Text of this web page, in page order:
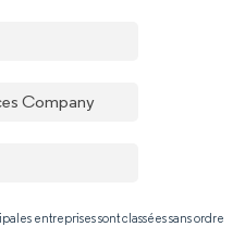
Company
entreprises sont classées sans ordre